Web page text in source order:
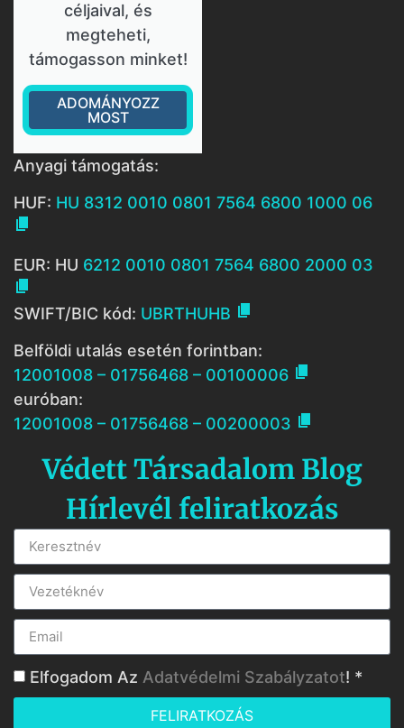
céljaival, és
megteheti,
támogasson minket!
ADOMÁNYOZZ
MOST
Anyagi támogatás:
HUF: HU 8312 0010 0801 7564 6800 1000 06

EUR: HU 6212 0010 0801 7564 6800 2000 03

SWIFT/BIC kód: UBRTHUHB 
Belföldi utalás esetén forintban:
12001008 – 01756468 – 00100006 
euróban:
12001008 – 01756468 – 00200003 
Védett Társadalom Blog
Hírlevél feliratkozás
Elfogadom Az Adatvédelmi Szabályzatot! *
FELIRATKOZÁS